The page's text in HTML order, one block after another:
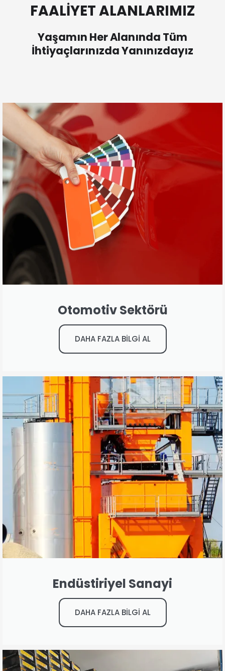
FAALİYET ALANLARIMIZ
Yaşamın Her Alanında Tüm
İhtiyaçlarınızda Yanınızdayız
Otomotiv Sektörü
DAHA FAZLA BİLGİ AL
Endüstiriyel Sanayi
DAHA FAZLA BİLGİ AL